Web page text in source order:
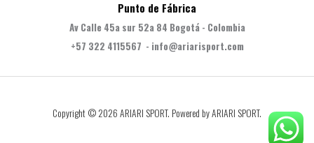
Punto de Fábrica
Av Calle 45a sur 52a 84 Bogotá - Colombia
+57 322 4115567 - info@ariarisport.com
Copyright © 2026 ARIARI SPORT. Powered by ARIARI SPORT.